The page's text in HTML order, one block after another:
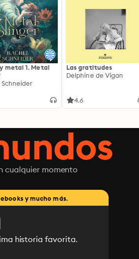
metal 1. Metal
Schneider
Las gratitudes
Delphine de Vigan
4.6
cualquier momento
y mucho más.
historia favorita.